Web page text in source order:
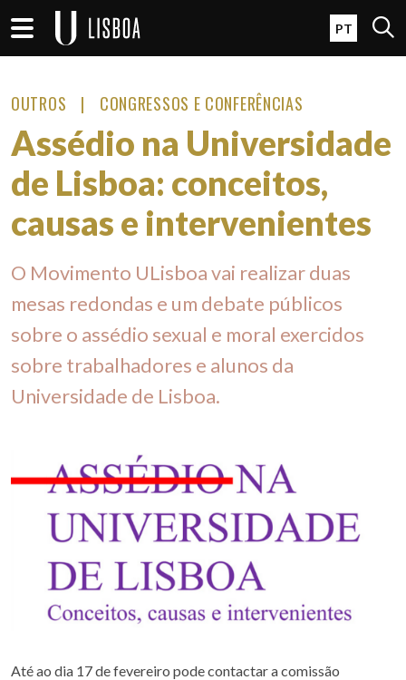
Passar para o conteúdo principal
PT Open
OUTROS CONGRESSOS E CONFERÊNCIAS
Assédio na Universidade
de Lisboa: conceitos,
causas e intervenientes
O Movimento ULisboa vai realizar duas
mesas redondas e um debate públicos
sobre o assédio sexual e moral exercidos
sobre trabalhadores e alunos da
Universidade de Lisboa.
Até ao dia 17 de fevereiro pode contactar a comissão